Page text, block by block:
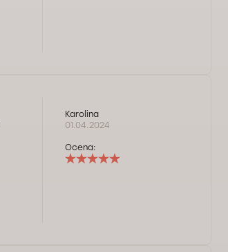
Karolina
01.04.2024
Ocena: